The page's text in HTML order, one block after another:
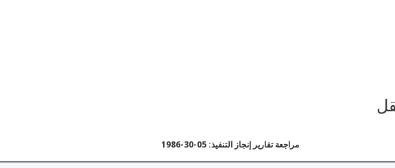
مراجعة تقارير إنجاز التنفيذ: 05-30-1986